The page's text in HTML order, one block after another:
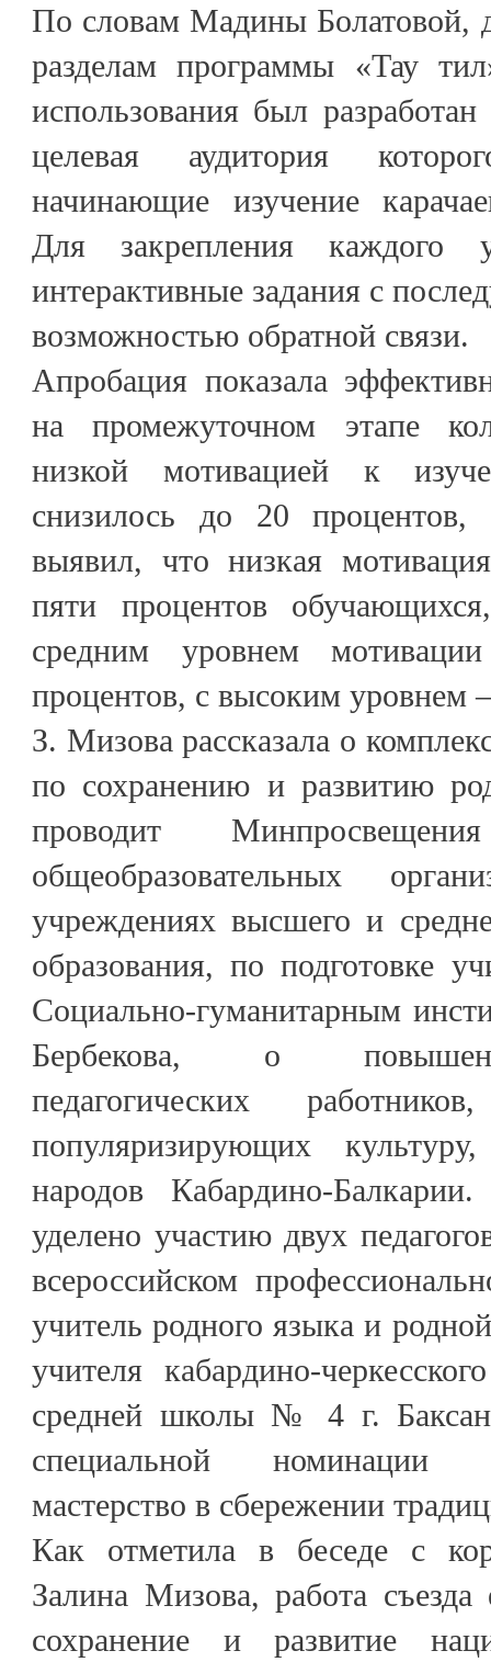
По словам Мадины Болатовой,
разделам программы «Тау
использования был разработан
целевая аудитория
начинающие изучение
Для закрепления каждого
интерактивные задания с
возможностью обратной связи.
Апробация показала
на промежуточном этапе
низкой мотивацией к
снизилось до 20 процентов,
выявил, что низкая
пяти процентов
средним уровнем
процентов, с высоким уровнем
З. Мизова рассказала о
по сохранению и развитию
проводит
общеобразовательных
учреждениях высшего и
образования, по подготовке
Социально-гуманитарным
Бербекова, о
педагогических
популяризирующих
народов Кабардино-
уделено участию двух
всероссийском
учитель родного языка и
учителя кабардино-
средней школы № 4 г.
специальной номинации
мастерство в сбережении
Как отметила в беседе с
Залина Мизова, работа
сохранение и развитие